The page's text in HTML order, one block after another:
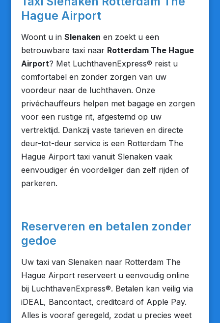
Hague Airport
Woont u in Slenaken en zoekt u een
betrouwbare taxi naar Rotterdam The Hague
Airport? Met LuchthavenExpress® reist u
comfortabel en zonder zorgen van uw
voordeur naar de luchthaven. Onze
privéchauffeurs helpen met bagage en zorgen
voor een rustige rit, afgestemd op uw
vertrektijd. Dankzij vaste tarieven en directe
deur-tot-deur service is een Rotterdam The
Hague Airport taxi vanuit Slenaken vaak
eenvoudiger én voordeliger dan zelf rijden of
parkeren.
Reserveren en betalen zonder
gedoe
Uw taxi van Slenaken naar Rotterdam The
Hague Airport reserveert u eenvoudig online
bij LuchthavenExpress®. Betalen kan veilig via
iDEAL, Bancontact, creditcard of Apple Pay.
Alles is vooraf geregeld, zodat u precies weet